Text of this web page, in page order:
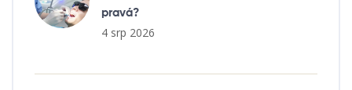
pravá?
4 srp 2026